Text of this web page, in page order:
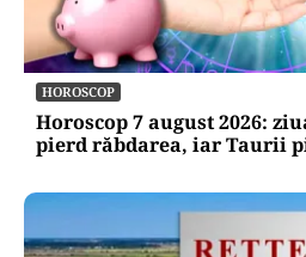
HOROSCOP
Horoscop 7 august 2026:
pierd răbdarea, iar Taurii